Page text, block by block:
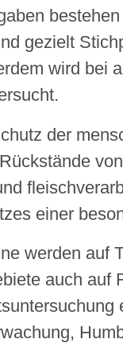
gezielt
wird bei
der
einer
werden auf
auch auf